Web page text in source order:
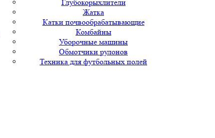
Глубокорыхлители
Жатка
Катки почвообрабатывающие
Комбайны
Уборочные машины
Обмотчики рулонов
Техника для футбольных полей